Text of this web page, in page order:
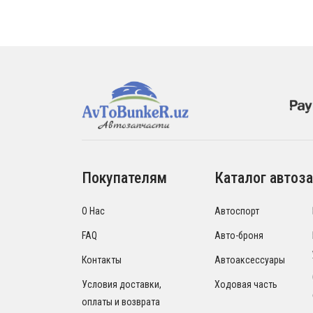
Покупателям
О Нас
FAQ
Контакты
Условия доставки,
оплаты и возврата
Каталог
Автоспорт
Авто-броня
Автоаксессуары
Ходовая часть